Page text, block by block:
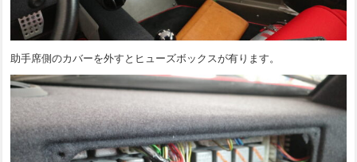
助手席側のカバーを外すとヒューズボックスが有ります。